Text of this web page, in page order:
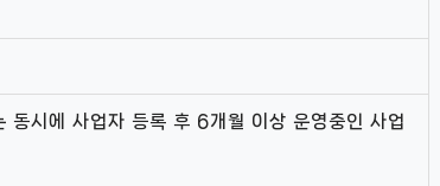
시에 사업자 등록 후 6개월 이상 운영중인 사업